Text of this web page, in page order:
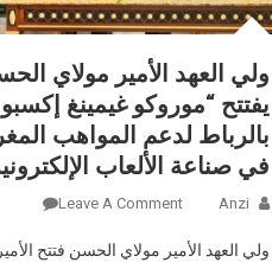
ولي العهد الأمير مولاي
بالرباط لدعم المواهب
في صناعة الألعاب
Anzi
Leave A Comment
العهدولي العهد الأمير مولاي الحسن فتتح